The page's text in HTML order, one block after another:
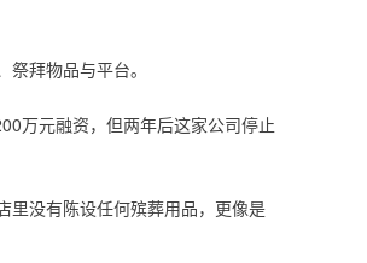
拜物品与平台。
万元融资，但两年后这家公司停止
里没有陈设任何殡葬用品，更像是